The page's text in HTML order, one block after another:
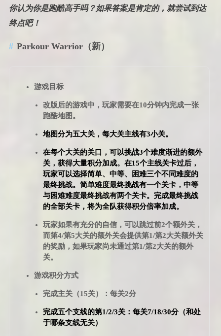
你认为你是跑酷高手吗？如果答案是肯定的，就尝试到达
终点吧！
Parkour Warrior（新）
游戏目标
改版后的游戏中，玩家需要在10分钟内完成一张
跑酷地图。
地图分为五大关，每大关主线有3小关。
在每个大关的关口，可以挑战3个难度渐进的额外
关，获得大量积分加成。在15个主线关卡过后，
玩家可以选择简单、中等、困难三个不同难度的
最终挑战。简单难度最终挑战有一个关卡，中等
与困难难度最终挑战有两个关卡。完成最终挑战
的全部关卡，将为全队获得积分倍率加成。
玩家如果有充分的自信，可以跳过前2个额外关，
而第4/第5大关的额外关会提供第1/第2大关额外关
的奖励，如果玩家尚未通过第1/第2大关的额外
关。
游戏积分方式
完成主关（15关）：每关2分
完成五个支线的第1/2/3关：每关7/18/30分（和处
于哪条支线无关）